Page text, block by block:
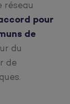
réseau
pour
de
du
de